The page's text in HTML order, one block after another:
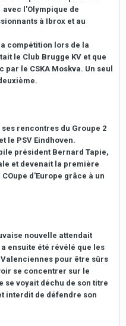
avec l'Olympique de
à Ibrox et au
compétition lors de la
le Club Brugge KV et que
par le CSKA Moskva. Un seul
rencontres du Groupe 2
le PSV Eindhoven.
président Bernard Tapie,
et devenait la première
d'Europe grâce à un
nouvelle attendait
ensuite été révélé que les
pour être sûrs
se concentrer sur le
se voyait déchu de son titre
interdit de défendre son